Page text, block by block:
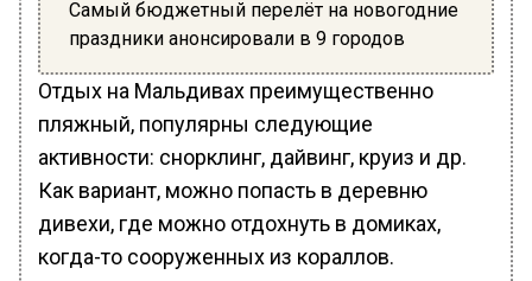
Самый бюджетный перелёт на новогодние
праздники анонсировали в 9 городов
Отдых на Мальдивах преимущественно
пляжный, популярны следующие
активности: снорклинг, дайвинг, круиз и др.
Как вариант, можно попасть в деревню
дивехи, где можно отдохнуть в домиках,
когда-то сооруженных из кораллов.